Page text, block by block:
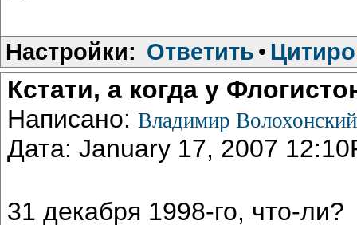
Настройки: Ответить •
Кстати, а когда у
Написано: Владимир
Дата: January 17, 2007
31 декабря 1998-го, что-ли?